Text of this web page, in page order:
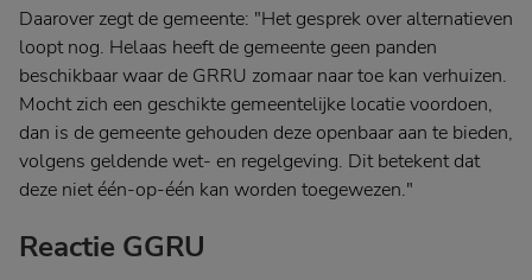
Daarover zegt de gemeente: "Het gesprek over alternatieven
loopt nog. Helaas heeft de gemeente geen panden
beschikbaar waar de GRRU zomaar naar toe kan verhuizen.
Mocht zich een geschikte gemeentelijke locatie voordoen,
dan is de gemeente gehouden deze openbaar aan te bieden,
volgens geldende wet- en regelgeving. Dit betekent dat
deze niet één-op-één kan worden toegewezen."
Reactie GGRU